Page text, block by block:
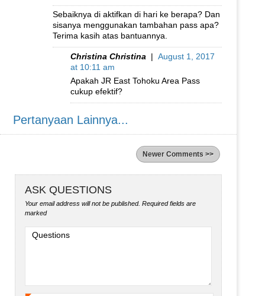
Sebaiknya di aktifkan di hari ke berapa? Dan
sisanya menggunakan tambahan pass apa?
Terima kasih atas bantuannya.
Christina Christina | August 1, 2017
at 10:11 am
Apakah JR East Tohoku Area Pass
cukup efektif?
Pertanyaan Lainnya...
Newer Comments >>
ASK QUESTIONS
Your email address will not be published. Required fields are
marked
Questions